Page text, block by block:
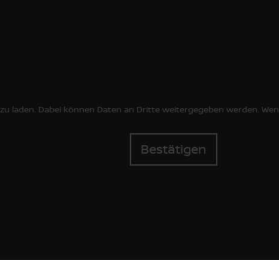
zu laden. Dabei können Daten an Dritte weitergegeben werden.
Bestätigen